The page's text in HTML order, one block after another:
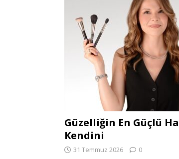
Güzelliğin En Güçlü
Kendini
31 Temmuz 2026 0